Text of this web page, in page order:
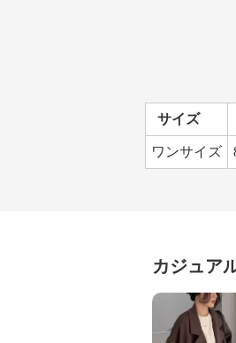
サイズ
ワンサイズ
カジュア